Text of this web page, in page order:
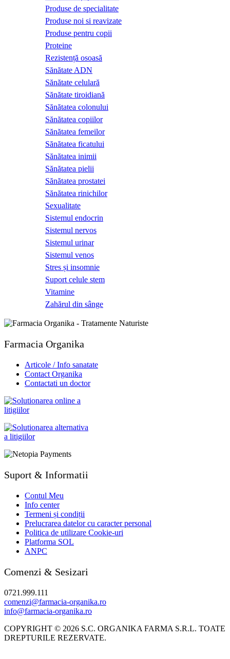
Produse de specialitate
Produse noi si reavizate
Produse pentru copii
Proteine
Rezistență osoasă
Sănătate ADN
Sănătate celulară
Sănătate tiroidiană
Sănătatea colonului
Sănătatea copiilor
Sănătatea femeilor
Sănătatea ficatului
Sănătatea inimii
Sănătatea pielii
Sănătatea prostatei
Sănătatea rinichilor
Sexualitate
Sistemul endocrin
Sistemul nervos
Sistemul urinar
Sistemul venos
Stres și insomnie
Suport celule stem
Vitamine
Zahărul din sânge
Farmacia Organika
Articole / Info sanatate
Contact Organika
Contactati un doctor
Suport & Informatii
Contul Meu
Info center
Termeni și condiții
Prelucrarea datelor cu caracter personal
Politica de utilizare Cookie-uri
Platforma SOL
ANPC
Comenzi & Sesizari
0721.999.111
comenzi@farmacia-organika.ro
info@farmacia-organika.ro
COPYRIGHT © 2026 S.C. ORGANIKA FARMA S.R.L. TOATE
DREPTURILE REZERVATE.